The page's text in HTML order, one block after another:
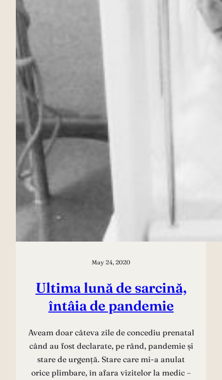
May 24, 2020
Ultima lună de sarcină,
întâia de pandemie
Aveam doar câteva zile de concediu prenatal
când au fost declarate, pe rând, pandemie și
stare de urgență. Stare care mi-a anulat
orice plimbare, în afara vizitelor la medic –